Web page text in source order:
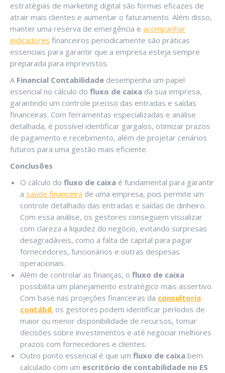
estratégias de marketing digital são formas eficazes de
atrair mais clientes e aumentar o faturamento. Além disso,
manter uma reserva de emergência e acompanhar
indicadores financeiros periodicamente são práticas
essenciais para garantir que a empresa esteja sempre
preparada para imprevistos.
A Financial Contabilidade desempenha um papel
essencial no cálculo do fluxo de caixa da sua empresa,
garantindo um controle preciso das entradas e saídas
financeiras. Com ferramentas especializadas e análise
detalhada, é possível identificar gargalos, otimizar prazos
de pagamento e recebimento, além de projetar cenários
futuros para uma gestão mais eficiente.
Conclusões
O cálculo do fluxo de caixa é fundamental para garantir
a saúde financeira de uma empresa, pois permite um
controle detalhado das entradas e saídas de dinheiro.
Com essa análise, os gestores conseguem visualizar
com clareza a liquidez do negócio, evitando surpresas
desagradáveis, como a falta de capital para pagar
fornecedores, funcionários e outras despesas
operacionais.
Além de controlar as finanças, o fluxo de caixa
possibilita um planejamento estratégico mais assertivo.
Com base nas projeções financeiras da consultoria
contábil, os gestores podem identificar períodos de
maior ou menor disponibilidade de recursos, tomar
decisões sobre investimentos e até negociar melhores
prazos com fornecedores e clientes.
Outro ponto essencial é que um fluxo de caixa bem
calculado com um escritório de contabilidade no ES